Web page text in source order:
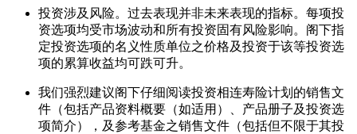
投资涉及风险。过去表现并非未来表现的指标。每项投
资选项均受市场波动和所有投资固有风险影响。阁下指
定投资选项的名义性质单位之价格及投资于该等投资选
项的累算收益均可跌可升。
我们强烈建议阁下仔细阅读投资相连寿险计划的销售文
件（包括产品资料概要（如适用）、产品册子及投资选
项简介），及参考基金之销售文件（包括但不限于其投